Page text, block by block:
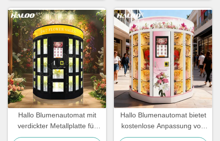
Hallo Blumenautomat mit
verdickter Metallplatte für
Langlebigkeit, kommt mit
Hallo Blumenautomat bietet
kostenlose Anpassung von
Logo, Metallplattenmaterial